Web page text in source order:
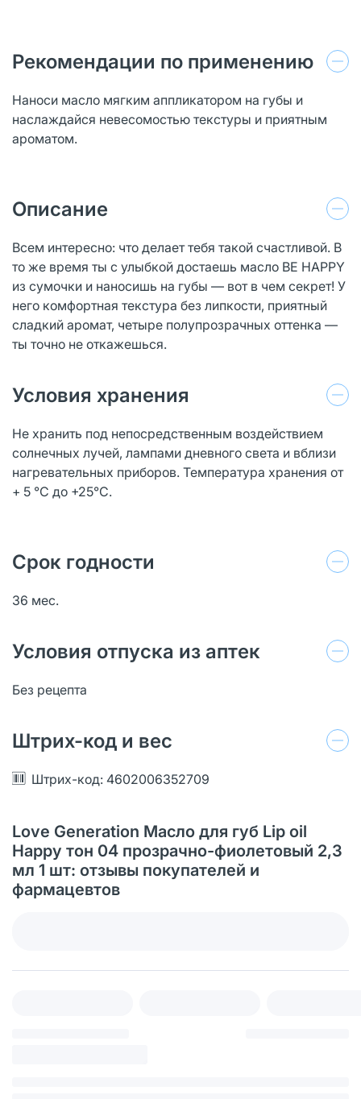
Рекомендации по применению
Наноси масло мягким аппликатором на губы и
наслаждайся невесомостью текстуры и приятным
ароматом.
Описание
Всем интересно: что делает тебя такой счастливой. В
то же время ты с улыбкой достаешь масло BE HAPPY
из сумочки и наносишь на губы — вот в чем секрет! У
него комфортная текстура без липкости, приятный
сладкий аромат, четыре полупрозрачных оттенка —
ты точно не откажешься.
Условия хранения
Не хранить под непосредственным воздействием
солнечных лучей, лампами дневного света и вблизи
нагревательных приборов. Температура хранения от
+ 5 °С до +25°С.
Срок годности
36 мес.
Условия отпуска из аптек
Без рецепта
Штрих-код и вес
Штрих-код: 4602006352709
Love Generation Масло для губ Lip oil
Happy тон 04 прозрачно-фиолетовый 2,3
мл 1 шт: отзывы покупателей и
фармацевтов